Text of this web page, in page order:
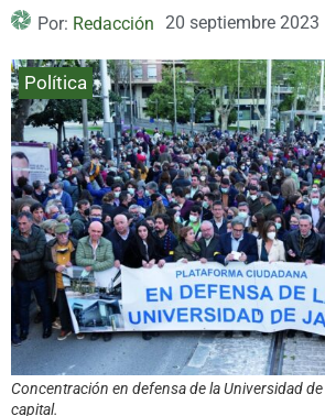
Por: Redacción 20 septiembre 2023
Política
Concentración en defensa de la Universidad
capital.